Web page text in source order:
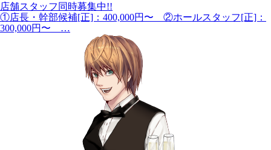
店舗スタッフ同時募集中!!
①店長・幹部候補[正]：400,000円〜 ②ホールスタッフ[正]：
300,000円〜 …